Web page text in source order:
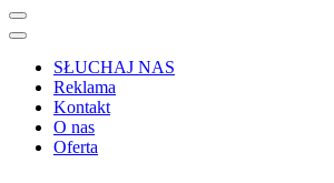
SŁUCHAJ NAS
Reklama
Kontakt
O nas
Oferta